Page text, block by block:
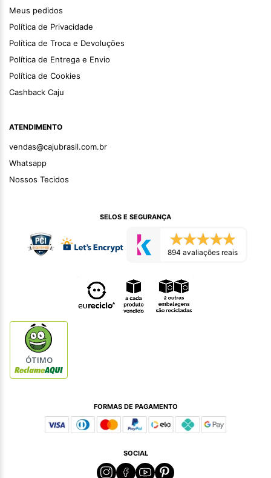
Meus pedidos
Política de Privacidade
Política de Troca e Devoluções
Política de Entrega e Envio
Política de Cookies
Cashback Caju
ATENDIMENTO
vendas@cajubrasil.com.br
Whatsapp
Nossos Tecidos
SELOS E SEGURANÇA
894 avaliações reais
ÓTIMO
FORMAS DE PAGAMENTO
SOCIAL